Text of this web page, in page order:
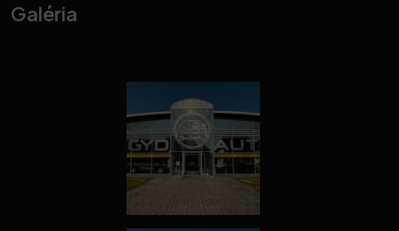
Galéria